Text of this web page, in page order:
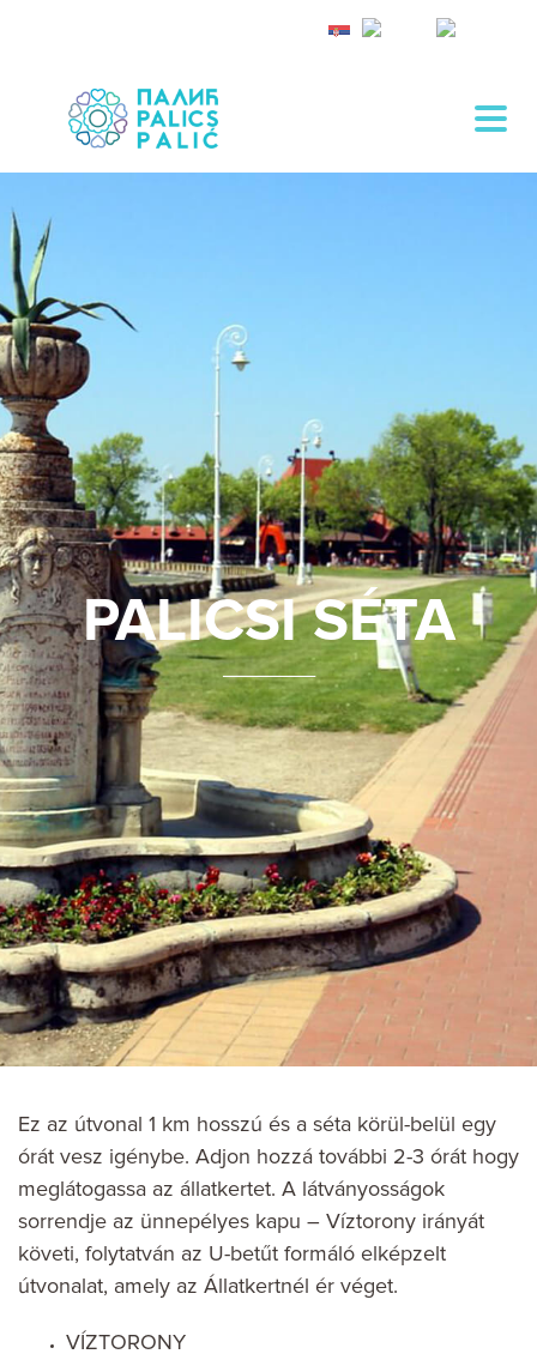
PALICSI SÉTA
_______
Ez az útvonal 1 km hosszú és a séta körül-belül egy
órát vesz igénybe. Adjon hozzá további 2-3 órát hogy
meglátogassa az állatkertet. A látványosságok
sorrendje az ünnepélyes kapu – Víztorony irányát
követi, folytatván az U-betűt formáló elképzelt
útvonalat, amely az Állatkertnél ér véget.
VÍZTORONY